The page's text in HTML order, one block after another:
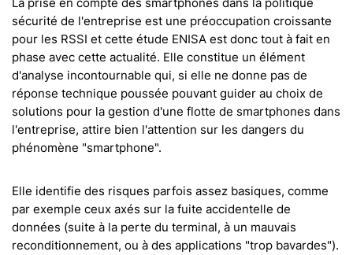
sécurité de l'entreprise est une préoccupation croissante
pour les RSSI et cette étude ENISA est donc tout à fait en
phase avec cette actualité. Elle constitue un élément
d'analyse incontournable qui, si elle ne donne pas de
réponse technique poussée pouvant guider au choix de
solutions pour la gestion d'une flotte de smartphones dans
l'entreprise, attire bien l'attention sur les dangers du
phénomène "smartphone".
Elle identifie des risques parfois assez basiques, comme
par exemple ceux axés sur la fuite accidentelle de
données (suite à la perte du terminal, à un mauvais
reconditionnement, ou à des applications "trop bavardes").